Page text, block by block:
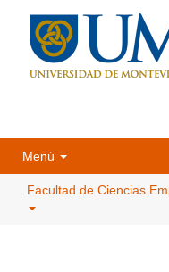
Menú
Facultad de Ciencias